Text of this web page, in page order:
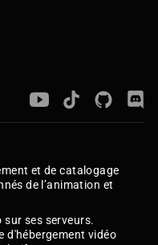
et de catalogage
de l’animation et
sur ses serveurs.
d'hébergement vidéo